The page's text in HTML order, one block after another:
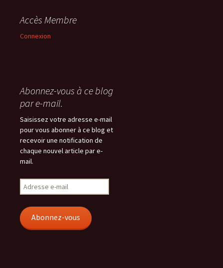
Accès Membre
Connexion
Abonnez-vous à ce blog
par e-mail.
Saisissez votre adresse e-mail
pour vous abonner à ce blog et
recevoir une notification de
chaque nouvel article par e-
mail.
Adresse
e-
Abonnez-vous